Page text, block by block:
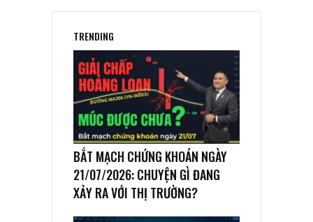
TRENDING
BẮT MẠCH CHỨNG KHOÁN NGÀY
21/07/2026: CHUYỆN GÌ ĐANG
XẢY RA VỚI THỊ TRƯỜNG?